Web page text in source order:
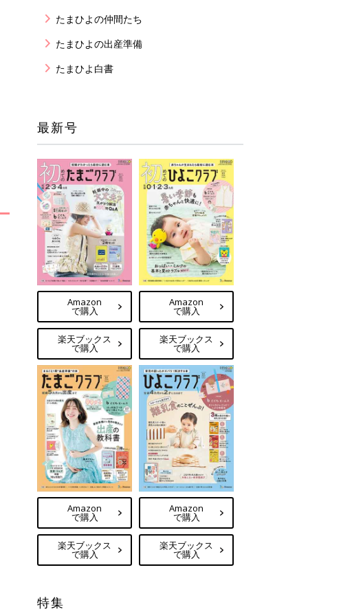
たまひよの仲間たち
たまひよの出産準備
たまひよ白書
最新号
Amazon
で購入
楽天ブックス
で購入
Amazon
で購入
楽天ブックス
で購入
Amazon
で購入
楽天ブックス
で購入
Amazon
で購入
楽天ブックス
で購入
特集